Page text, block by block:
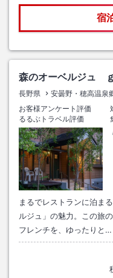
宿
森のオーベルジュ
長野県 安曇野・穂高温泉
お客様アンケート評価
るるぶトラベル評価
まるでレストランに泊ま
ルジュ」の魅力。この旅
フレンチを、ゆったりと…